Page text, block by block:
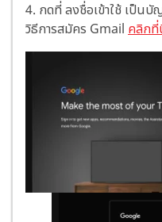
4. กดที่ ลงชื่อเข้าใช้ เป็น
วิธีการสมัคร Gmail คลิก